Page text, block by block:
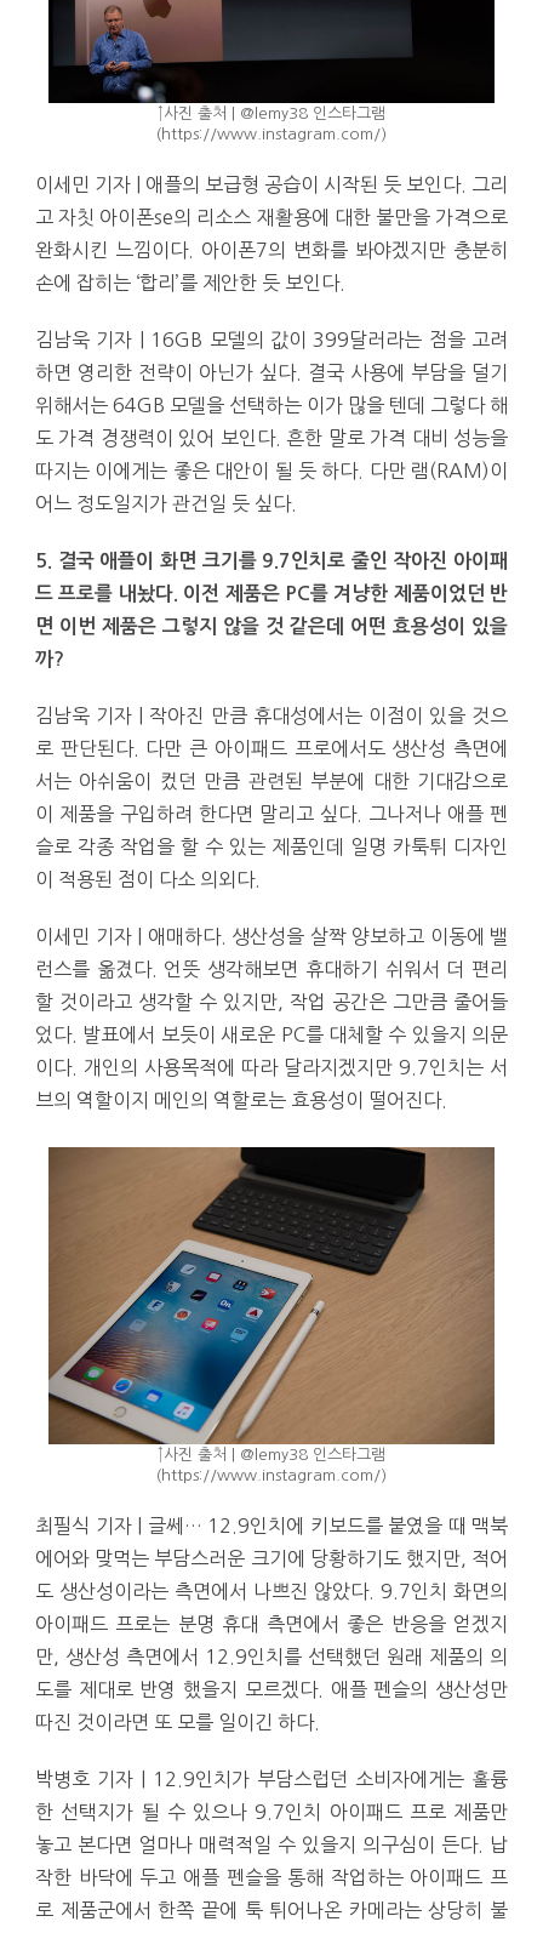
↑사진 출처 | @lemy38 인스타그램
(https://www.instagram.com/)
이세민 기자 | 애플의 보급형 공습이 시작된 듯 보인다. 그리
고 자칫 아이폰se의 리소스 재활용에 대한 불만을 가격으로
완화시킨 느낌이다. 아이폰7의 변화를 봐야겠지만 충분히
손에 잡히는 ‘합리’를 제안한 듯 보인다.
김남욱 기자 | 16GB 모델의 값이 399달러라는 점을 고려
하면 영리한 전략이 아닌가 싶다. 결국 사용에 부담을 덜기
위해서는 64GB 모델을 선택하는 이가 많을 텐데 그렇다 해
도 가격 경쟁력이 있어 보인다. 흔한 말로 가격 대비 성능을
따지는 이에게는 좋은 대안이 될 듯 하다. 다만 램(RAM)이
어느 정도일지가 관건일 듯 싶다.
5. 결국 애플이 화면 크기를 9.7인치로 줄인 작아진 아이패
드 프로를 내놨다. 이전 제품은 PC를 겨냥한 제품이었던 반
면 이번 제품은 그렇지 않을 것 같은데 어떤 효용성이 있을
까?
김남욱 기자 | 작아진 만큼 휴대성에서는 이점이 있을 것으
로 판단된다. 다만 큰 아이패드 프로에서도 생산성 측면에
서는 아쉬움이 컸던 만큼 관련된 부분에 대한 기대감으로
이 제품을 구입하려 한다면 말리고 싶다. 그나저나 애플 펜
슬로 각종 작업을 할 수 있는 제품인데 일명 카툭튀 디자인
이 적용된 점이 다소 의외다.
이세민 기자 | 애매하다. 생산성을 살짝 양보하고 이동에 밸
런스를 옮겼다. 언뜻 생각해보면 휴대하기 쉬워서 더 편리
할 것이라고 생각할 수 있지만, 작업 공간은 그만큼 줄어들
었다. 발표에서 보듯이 새로운 PC를 대체할 수 있을지 의문
이다. 개인의 사용목적에 따라 달라지겠지만 9.7인치는 서
브의 역할이지 메인의 역할로는 효용성이 떨어진다.
↑사진 출처 | @lemy38 인스타그램
(https://www.instagram.com/)
최필식 기자 | 글쎄… 12.9인치에 키보드를 붙였을 때 맥북
에어와 맞먹는 부담스러운 크기에 당황하기도 했지만, 적어
도 생산성이라는 측면에서 나쁘진 않았다. 9.7인치 화면의
아이패드 프로는 분명 휴대 측면에서 좋은 반응을 얻겠지
만, 생산성 측면에서 12.9인치를 선택했던 원래 제품의 의
도를 제대로 반영 했을지 모르겠다. 애플 펜슬의 생산성만
따진 것이라면 또 모를 일이긴 하다.
박병호 기자 | 12.9인치가 부담스럽던 소비자에게는 훌륭
한 선택지가 될 수 있으나 9.7인치 아이패드 프로 제품만
놓고 본다면 얼마나 매력적일 수 있을지 의구심이 든다. 납
작한 바닥에 두고 애플 펜슬을 통해 작업하는 아이패드 프
로 제품군에서 한쪽 끝에 툭 튀어나온 카메라는 상당히 불